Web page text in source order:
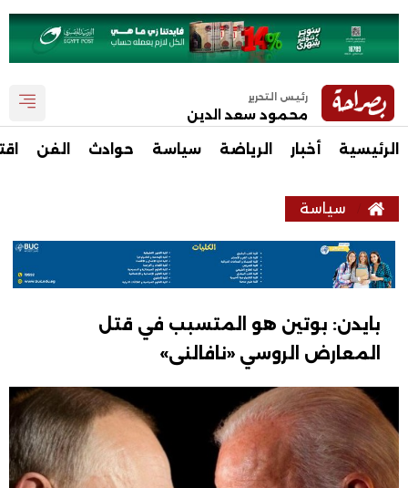
رئيس التحرير
محمود سعد الدين
الرئيسية أخبار الرياضة سياسة حوادث الفن
سياسة
بايدن: بوتين هو المتسبب في قتل
المعارض الروسي «نافالنى»